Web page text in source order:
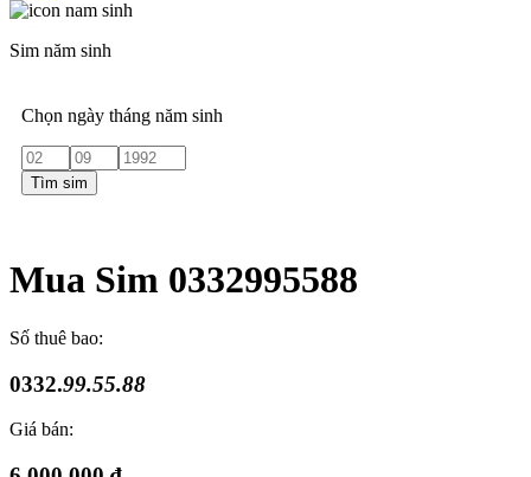
Sim năm sinh
Chọn ngày tháng năm sinh
Tìm sim
Mua Sim 0332995588
Số thuê bao:
0332.99.55.88
Giá bán: